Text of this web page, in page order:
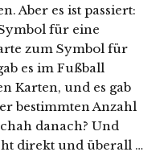
Aber es ist passiert:
für eine
zum Symbol für
es im Fußball
Karten, und es gab
bestimmten Anzahl
danach? Und
direkt und überall …